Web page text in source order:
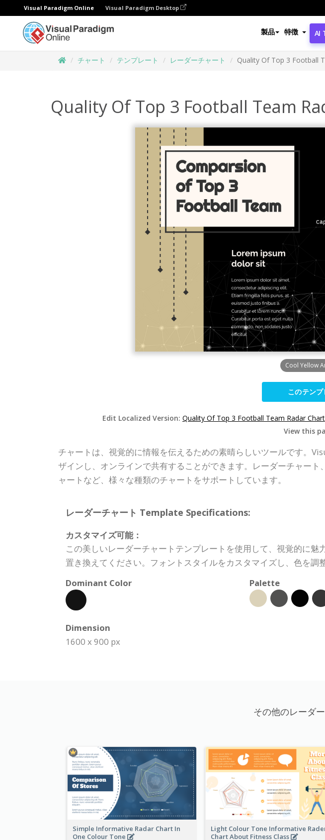
Visual Paradigm Online Visual Paradigm Desktop
製品 特徴 AI
チャート テンプレート レーダーチャート Quality Of Top 3 Football
Quality Of Top 3 Football Team
Cool Yellow
このテン
Edit Localized Version: Quality Of Top 3 Football Team Radar
View this
チャートは、視覚的に情報を伝えるための素晴らしいツールです。
ザインし、オンラインで共有することができます。レーダーチャー
ャートなど、様々な種類のチャートをサポートしています。
レーダーチャート Template Specifications:
カスタマイズ可能：
この美しいレーダーチャートテンプレートを使用して、視覚的に
置き換えてください。フォントスタイルをカスタマイズし、色を調
Dominant Color
Palette
Dimension
1600 x 900 px
その他のレーダ
Simple Informative Radar Chart In
One Colour Tone
Light Colour Tone Informative
Chart About Fitness Class